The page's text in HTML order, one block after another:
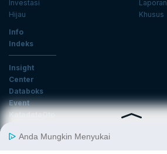
Investasi
Hijau
Laporan
Khusus
Info
Indeks
Insight
Center
Databoks
Event
KatadataOto